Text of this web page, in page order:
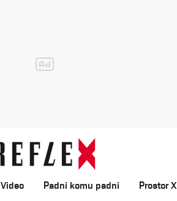
Video Padni komu padni Prostor X